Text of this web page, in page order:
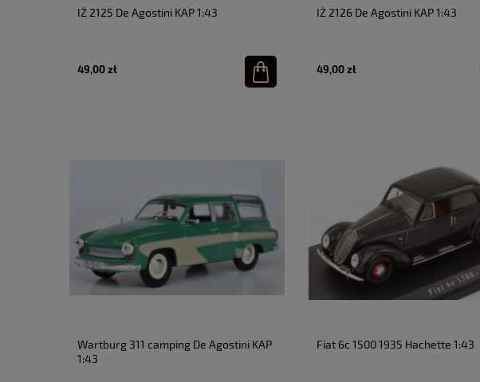
IŻ 2125 De Agostini KAP 1:43
49,00 zł
IŻ 2126 De Agostini KAP 1:43
49,00 zł
Wartburg 311 camping De Agostini KAP
1:43
Fiat 6c 1500 1935 Hachette 1:43